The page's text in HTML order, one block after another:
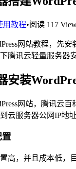
用教程•阅读 117
网站教程，先
腾讯云轻量服务器
安装
网站，腾讯云
云服务器公网IP地址
置
高，并且成本低，